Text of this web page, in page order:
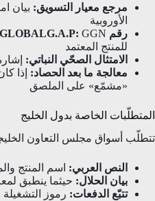
مرجع معيار التسويق: بيان
الأوروبية
رقم GLOBALG.A.P:
للمنتج المعتمد
الامتثال الصحّي النباتي:
معالجة ما بعد الحصاد: إذا
«مشمّع» على الملصق
المتطلّبات الخاصة بدول الخليج
تتطلّب أسواق مجلس التعاون
النص العربي: اسم المنتج
بيان الحلال: حيثما ينطبق
تتبّع الدفعات: رموز